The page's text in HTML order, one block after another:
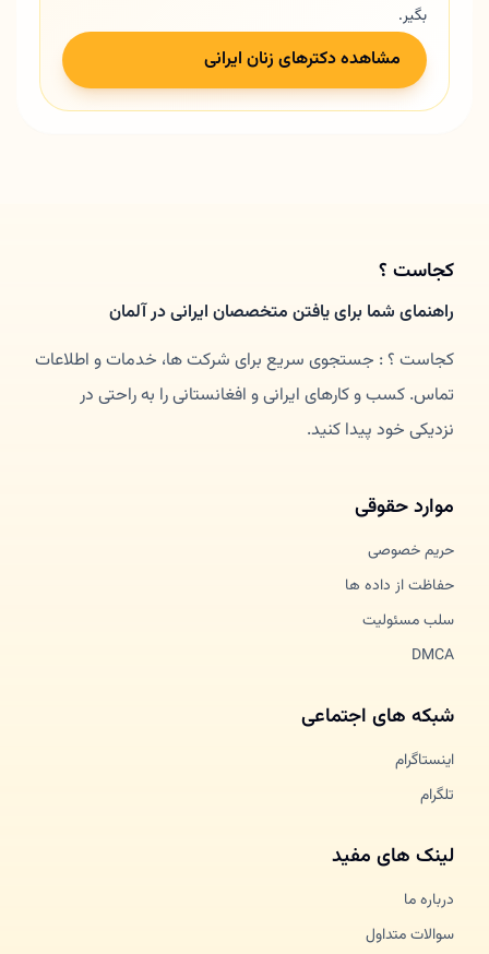
بگیر.
مشاهده دکترهای زنان ایرانی
کجاست ؟
راهنمای شما برای یافتن متخصصان ایرانی در آلمان
کجاست ؟ : جستجوی سریع برای شرکت ها، خدمات و اطلاعات
تماس. کسب و کارهای ایرانی و افغانستانی را به راحتی در
نزدیکی خود پیدا کنید.
موارد حقوقی
حریم خصوصی
حفاظت از داده ها
سلب مسئولیت
DMCA
شبکه های اجتماعی
اینستاگرام
تلگرام
لینک های مفید
درباره ما
سوالات متداول